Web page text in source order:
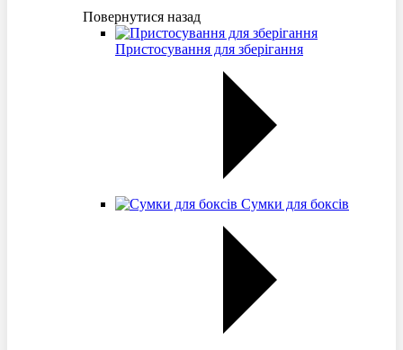
Повернутися назад
Пристосування для зберігання
Сумки для боксів